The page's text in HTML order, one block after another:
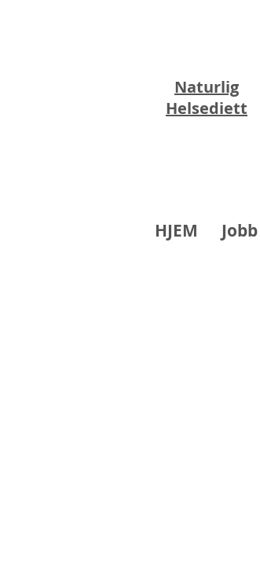
Naturlig
Helsediett
HJEM